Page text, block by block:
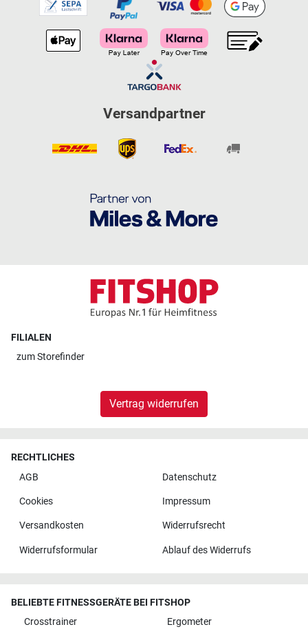
Versandpartner
FILIALEN
zumStorefinder
Vertrag widerrufen
RECHTLICHES
AGB
Datenschutz
Cookies Impressum
Versandkosten Widerrufsrecht
Widerrufsformular Ablauf des Widerrufs
BELIEBTE FITNESSGERÄTE BEI FITSHOP
Crosstrainer
Ergometer